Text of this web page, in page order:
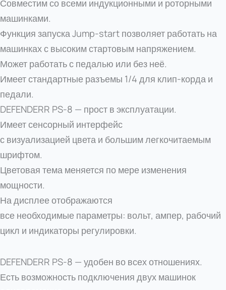
Совместим со всеми индукционными и роторными
машинками.
Функция запуска Jump-start позволяет работать на
машинках с высоким стартовым напряжением.
Может работать с педалью или без неё.
Имеет стандартные разъемы 1/4 для клип-корда и
педали.
DEFENDERR PS-8 — прост в эксплуатации.
Имеет сенсорный интерфейс
с визуализацией цвета и большим легкочитаемым
шрифтом.
Цветовая тема меняется по мере изменения
мощности.
На дисплее отображаются
все необходимые параметры: вольт, ампер, рабочий
цикл и индикаторы регулировки.
DEFENDERR PS-8 — удобен во всех отношениях.
Есть возможность подключения двух машинок